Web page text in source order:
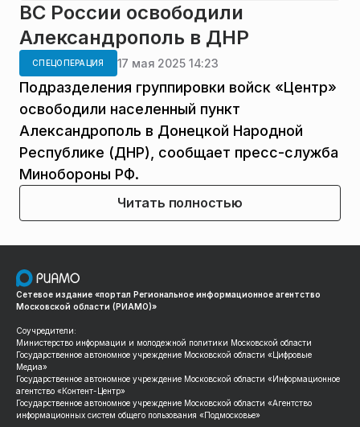
ВС России освободили
Александрополь в ДНР
СПЕЦОПЕРАЦИЯ 17 мая 2025 14:23
Подразделения группировки войск «Центр»
освободили населенный пункт
Александрополь в Донецкой Народной
Республике (ДНР), сообщает пресс-служба
Минобороны РФ.
Читать полностью
Сетевое издание «портал Региональное информационное агентство
Московской области (РИАМО)»
Соучредители:
Министерство информации и молодежной политики Московской области
Государственное автономное учреждение Московской области «Цифровые
Медиа»
Государственное автономное учреждение Московской области «Информационное
агентство «Контент-Центр»
Государственное автономное учреждение Московской области «Агентство
информационных систем общего пользования «Подмосковье»